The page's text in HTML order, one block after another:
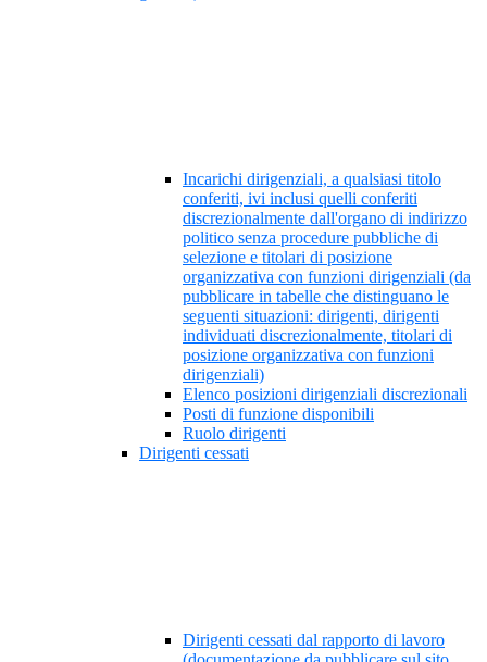
Incarichi dirigenziali, a qualsiasi titolo
conferiti, ivi inclusi quelli conferiti
discrezionalmente dall'organo di indirizzo
politico senza procedure pubbliche di
selezione e titolari di posizione
organizzativa con funzioni dirigenziali (da
pubblicare in tabelle che distinguano le
seguenti situazioni: dirigenti, dirigenti
individuati discrezionalmente, titolari di
posizione organizzativa con funzioni
dirigenziali)
Elenco posizioni dirigenziali discrezionali
Posti di funzione disponibili
Ruolo dirigenti
Dirigenti cessati
Dirigenti cessati dal rapporto di lavoro